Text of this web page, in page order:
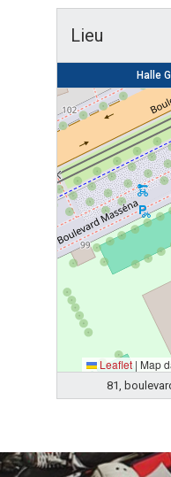
Lieu
Halle
Leaflet | Map
81,